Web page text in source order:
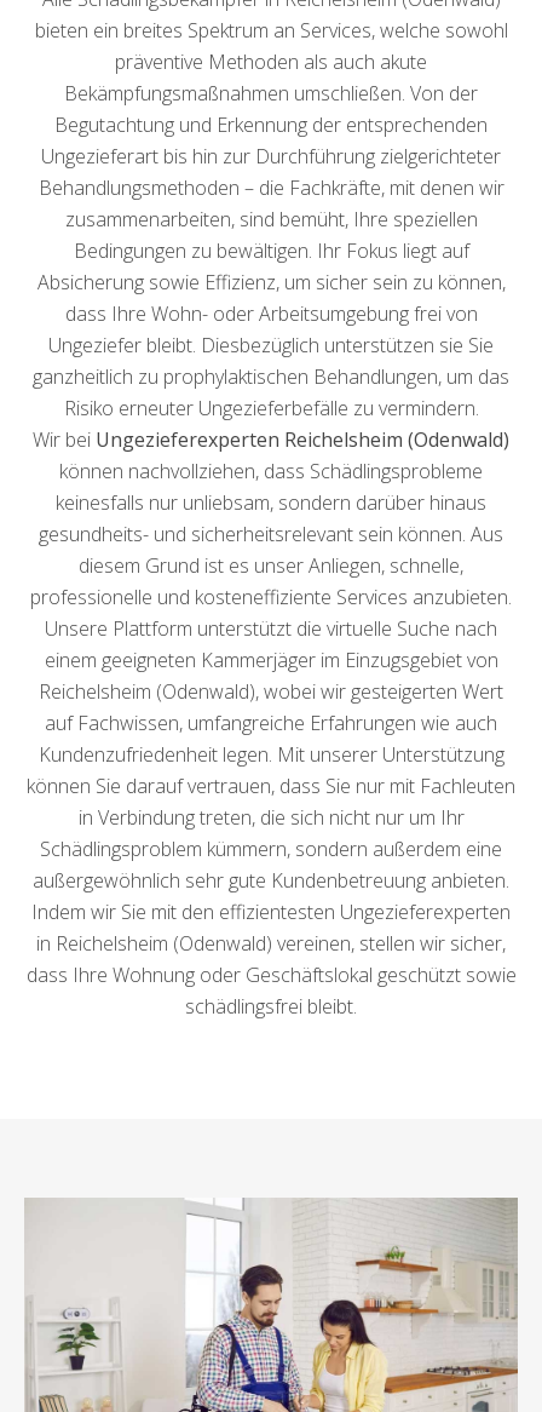
bieten ein breites Spektrum an Services, welche sowohl
präventive Methoden als auch akute
Bekämpfungsmaßnahmen umschließen. Von der
Begutachtung und Erkennung der entsprechenden
Ungezieferart bis hin zur Durchführung zielgerichteter
Behandlungsmethoden – die Fachkräfte, mit denen wir
zusammenarbeiten, sind bemüht, Ihre speziellen
Bedingungen zu bewältigen. Ihr Fokus liegt auf
Absicherung sowie Effizienz, um sicher sein zu können,
dass Ihre Wohn- oder Arbeitsumgebung frei von
Ungeziefer bleibt. Diesbezüglich unterstützen sie Sie
ganzheitlich zu prophylaktischen Behandlungen, um das
Risiko erneuter Ungezieferbefälle zu vermindern.
Wir bei Ungezieferexperten Reichelsheim (Odenwald)
können nachvollziehen, dass Schädlingsprobleme
keinesfalls nur unliebsam, sondern darüber hinaus
gesundheits- und sicherheitsrelevant sein können. Aus
diesem Grund ist es unser Anliegen, schnelle,
professionelle und kosteneffiziente Services anzubieten.
Unsere Plattform unterstützt die virtuelle Suche nach
einem geeigneten Kammerjäger im Einzugsgebiet von
Reichelsheim (Odenwald), wobei wir gesteigerten Wert
auf Fachwissen, umfangreiche Erfahrungen wie auch
Kundenzufriedenheit legen. Mit unserer Unterstützung
können Sie darauf vertrauen, dass Sie nur mit Fachleuten
in Verbindung treten, die sich nicht nur um Ihr
Schädlingsproblem kümmern, sondern außerdem eine
außergewöhnlich sehr gute Kundenbetreuung anbieten.
Indem wir Sie mit den effizientesten Ungezieferexperten
in Reichelsheim (Odenwald) vereinen, stellen wir sicher,
dass Ihre Wohnung oder Geschäftslokal geschützt sowie
schädlingsfrei bleibt.